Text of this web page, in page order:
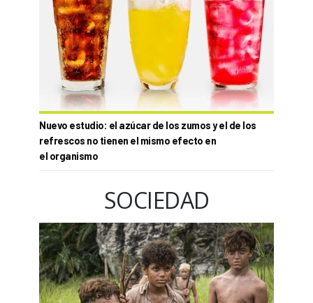
Nuevo estudio: el azúcar de los zumos y el de los
refrescos no tienen el mismo efecto en
el organismo
SOCIEDAD